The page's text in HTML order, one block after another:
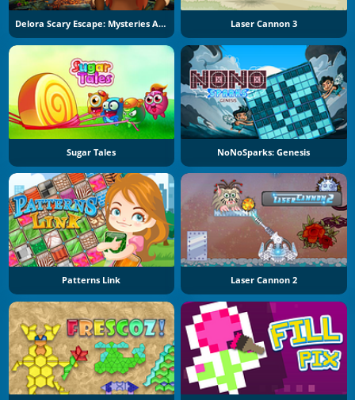
Delora Scary Escape: Mysteries Adventure Laser Cannon 3
Sugar Tales NoNoSparks: Genesis
Patterns Link Laser Cannon 2